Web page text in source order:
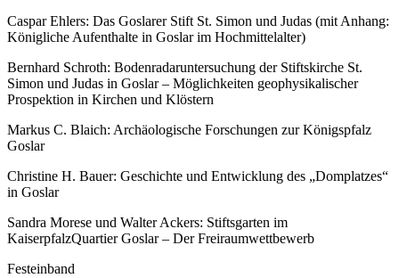
Caspar Ehlers: Das Goslarer Stift St. Simon und Judas (mit Anhang:
Königliche Aufenthalte in Goslar im Hochmittelalter)
Bernhard Schroth: Bodenradaruntersuchung der Stiftskirche St.
Simon und Judas in Goslar – Möglichkeiten geophysikalischer
Prospektion in Kirchen und Klöstern
Markus C. Blaich: Archäologische Forschungen zur Königspfalz
Goslar
Christine H. Bauer: Geschichte und Entwicklung des „Domplatzes“
in Goslar
Sandra Morese und Walter Ackers: Stiftsgarten im
KaiserpfalzQuartier Goslar – Der Freiraumwettbewerb
Festeinband